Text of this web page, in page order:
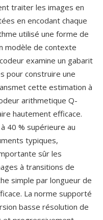
traiter les images en
en encodant chaque
utilisé une forme de
modèle de contexte
examine un gabarit
pour construire une
cette estimation à
arithmetique Q-
hautement efficace.
40 % supérieure au
typiques,
sûr les
à transitions de
simple par longueur de
La norme supporté
basse résolution de